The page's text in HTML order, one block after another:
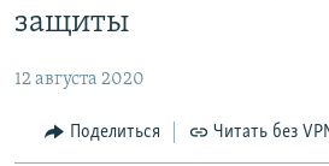
содержанию
навигации
КУЛЬТУРА
IDEL.РЕАЛИИ
защиты
12 августа 2020
Поделиться Читать без